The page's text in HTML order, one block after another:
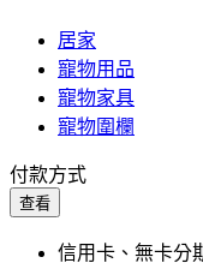
居家
寵物用品
寵物家具
寵物圍欄
付款方式
查看
信用卡、無卡分